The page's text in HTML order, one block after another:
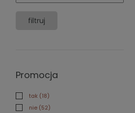
filtruj
Promocja
tak (18)
nie (52)